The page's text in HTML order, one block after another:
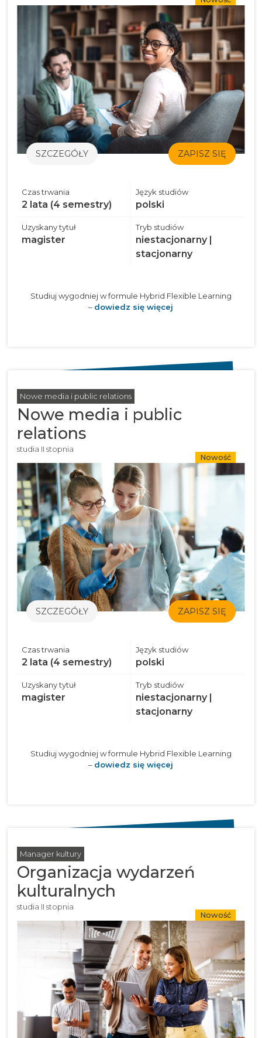
SZCZEGÓŁY ZAPISZ SIĘ
Czas trwania
2 lata (4 semestry)
Język studiów
polski
Uzyskany tytuł
magister
Tryb studiów
niestacjonarny |
stacjonarny
Studiuj wygodniej w formule Hybrid Flexible Learning
– dowiedz się więcej
Nowe media i public relations
Nowe media i public
relations
studia II stopnia
Nowość
SZCZEGÓŁY ZAPISZ SIĘ
Czas trwania
2 lata (4 semestry)
Język studiów
polski
Uzyskany tytuł
magister
Tryb studiów
niestacjonarny |
stacjonarny
Studiuj wygodniej w formule Hybrid Flexible Learning
– dowiedz się więcej
Manager kultury
Organizacja wydarzeń
kulturalnych
studia II stopnia
Nowość